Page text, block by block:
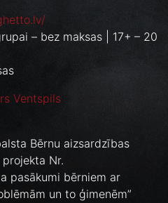
– bez maksas | 17+ – 20
Ventspils
Bērnu aizsardzības
Nr.
pasākumi bērniem ar
un to ģimenēm”